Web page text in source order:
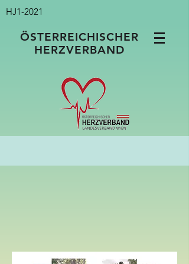
HJ1-2021
ÖSTERREICHISCHER
HERZVERBAND